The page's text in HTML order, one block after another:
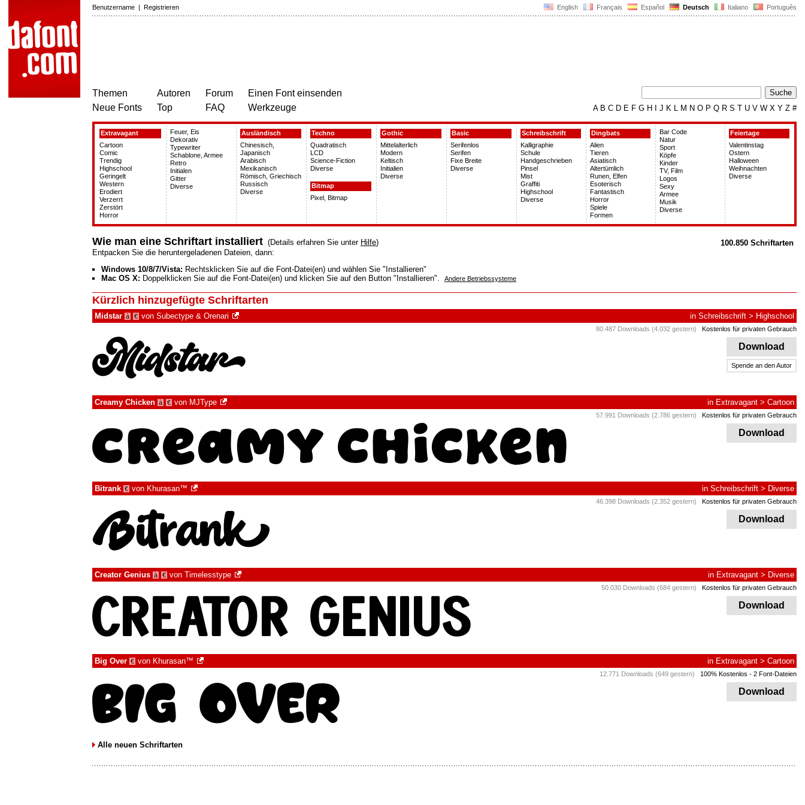
English Français Español Deutsch Italiano Português
Benutzername | Registrieren
Themen
Neue Fonts
Autoren
Top
Forum
FAQ
Einen Font einsenden
Werkzeuge
AB C D E F G H J K L M N O P Q R S T U V W X Y Z #
Extravagant
Cartoon
Comic
Trendig
Highschool
Geringelt
Western
Erodiert
Verzerrt
Zerstört
Horror
Feuer, Eis
Dekorativ
Typewriter
Schablone, Armee
Retro
Initialen
Gitter
Diverse
Ausländisch
Chinesisch,
Japanisch
Arabisch
Mexikanisch
Römisch, Griechisch
Russisch
Diverse
Techno
Quadratisch
LCD
Science-Fiction
Diverse
Bitmap
Pixel, Bitmap
Gothic
Mittelalterlich
Modern
Keltisch
Initialien
Diverse
Basic
Serifenlos
Serifen
Fixe Breite
Diverse
Schreibschrift
Kalligraphie
Schule
Handgeschrieben
Pinsel
Mist
Graffiti
Highschool
Diverse
Dingbats
Alien
Tieren
Asiatisch
Altertümlich
Runen, Elfen
Esoterisch
Fantastisch
Horror
Spiele
Formen
Bar Code
Natur
Sport
Köpfe
Kinder
TV, Film
Logos
Sexy
Armee
Musik
Diverse
Feiertage
Valentinstag
Ostern
Halloween
Weihnachten
Diverse
100.850 Schriftarten
Wie man eine Schriftart installiert (Details erfahren Sie unter Hilfe)
Entpacken Sie die heruntergeladenen Dateien, dann:
Windows 10/8/7/Vista: Rechtsklicken Sie auf die Font-Datei(en) und wählen Sie "Installieren"
Mac OS X: Doppelklicken Sie auf die Font-Datei(en) und klicken Sie auf den Button "Installieren". Andere Betriebssysteme
Kürzlich hinzugefügte Schriftarten
Midstar à € von Subectype & Orenari in Schreibschrift > Highschool
80.487 Downloads (4.032 gestern) Kostenlos für privaten Gebrauch
Download
Spende an den Autor
Creamy Chicken à € von MJType in Extravagant > Cartoon
57.991 Downloads (2.786 gestern) Kostenlos für privaten Gebrauch
Download
Bitrank € von Khurasan™ in Schreibschrift > Diverse
46.398 Downloads (2.352 gestern) Kostenlos für privaten Gebrauch
Download
Creator Genius à € von Timelesstype in Extravagant > Diverse
50.030 Downloads (684 gestern) Kostenlos für privaten Gebrauch
Download
Big Over € von Khurasan™ in Extravagant > Cartoon
12.771 Downloads (649 gestern) 100% Kostenlos - 2 Font-Dateien
Download
Alle neuen Schriftarten